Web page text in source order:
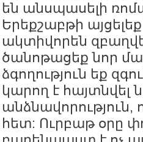
են անսպասելի
Երեքշաբթի
ակտիվորեն
ծանոթացեք նոր
ձգողություն եք
կարող է հայտնվել
հետ: Ուրբաթ օրը